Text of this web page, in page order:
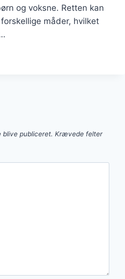
og voksne. Retten kan
måder, hvilket
blive publiceret. Krævede felter